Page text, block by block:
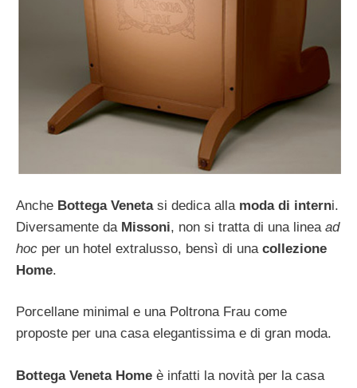
Anche Bottega Venetasi dedica alla moda di interni.
Diversamente da Missoni, non si tratta di una linea ad
hoc per un hotel extralusso, bensì di una collezione
Home.
Porcellane minimal e una Poltrona Frau come
proposte per una casa elegantissima e di gran moda.
Bottega Veneta Home è infatti la novità per la casa